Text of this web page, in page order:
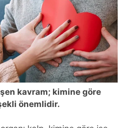
kavram; kimine göre
önemlidir.